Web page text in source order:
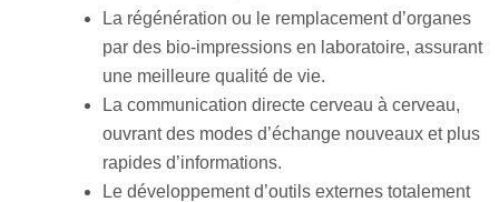
La régénération ou le remplacement d’organes
par des bio-impressions en laboratoire, assurant
une meilleure qualité de vie.
La communication directe cerveau à cerveau,
ouvrant des modes d’échange nouveaux et plus
rapides d’informations.
Le développement d’outils externes totalement